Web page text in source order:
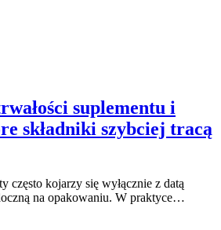
suplementu i
składniki szybciej tracą
często kojarzy się wyłącznie z datą
na opakowaniu. W praktyce…